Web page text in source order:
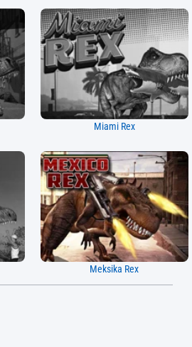
Miami Rex
Meksika Rex